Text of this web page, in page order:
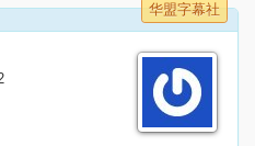
华盟字幕社